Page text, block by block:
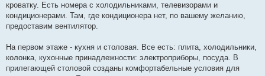
кроватку. Есть номера с холодильниками, телевизорами и
кондиционерами. Там, где кондиционера нет, по вашему желанию,
предоставим вентилятор.
На первом этаже - кухня и столовая. Все есть: плита, холодильники,
колонка, кухонные принадлежности: электроприборы, посуда. В
прилегающей столовой созданы комфортабельные условия для